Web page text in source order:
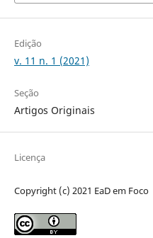
Edição
v. 11 n. 1 (2021)
Seção
Artigos Originais
Licença
Copyright (c) 2021 EaD em Foco